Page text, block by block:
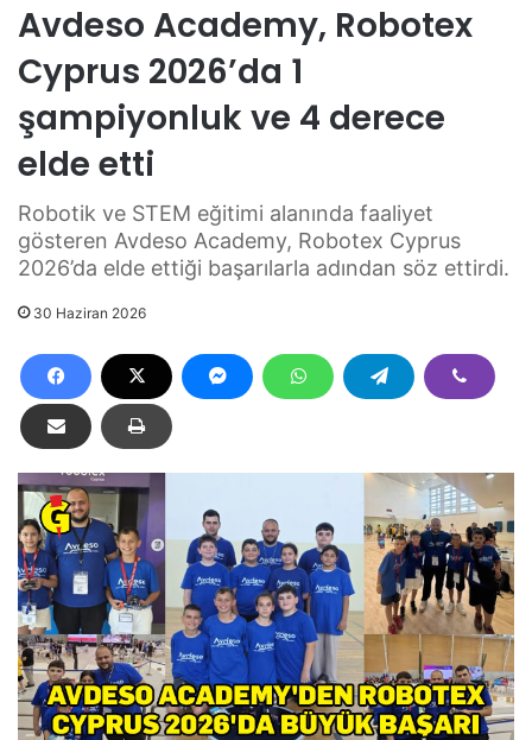
Avdeso Academy, Robotex
Cyprus 2026’da 1
şampiyonluk ve 4 derece
elde etti
Robotik ve STEM eğitimi alanında faaliyet
gösteren Avdeso Academy, Robotex Cyprus
2026’da elde ettiği başarılarla adından söz ettirdi.
30 Haziran 2026